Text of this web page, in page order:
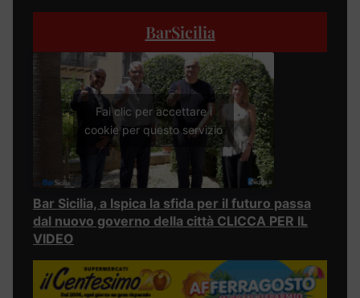
BarSicilia
Fai clic per accettare i
cookie per questo servizio
Bar Sicilia, a Ispica la sfida per il futuro passa
dal nuovo governo della città CLICCA PER IL
VIDEO